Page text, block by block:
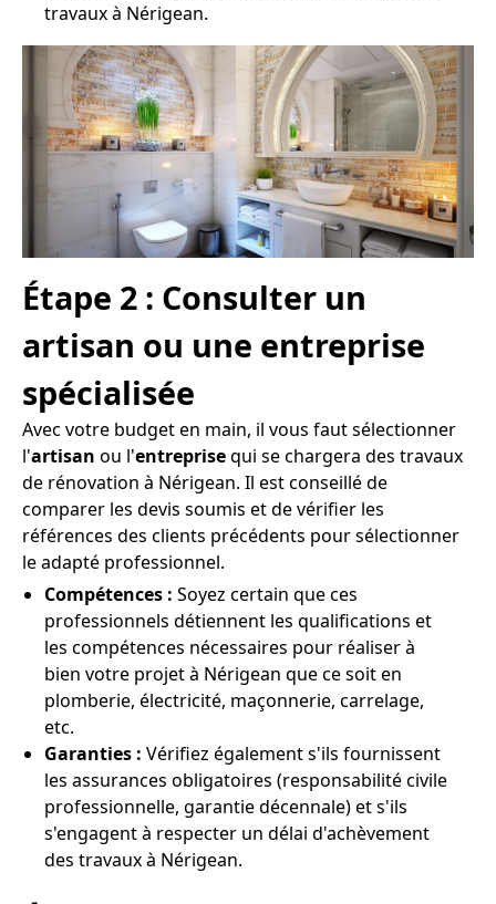
travaux à Nérigean.
Étape 2 : Consulter un
artisan ou une entreprise
spécialisée
Avec votre budget en main, il vous faut sélectionner
l'artisan ou l'entreprisequi se chargera des travaux
de rénovation à Nérigean. Il est conseillé de
comparer les devis soumis et de vérifier les
références des clients précédents pour sélectionner
le adapté professionnel.
Compétences : Soyez certain que ces
professionnels détiennent les qualifications et
les compétences nécessaires pour réaliser à
bien votre projet à Nérigean que ce soit en
plomberie, électricité, maçonnerie, carrelage,
etc.
Garanties : Vérifiez également s'ils fournissent
les assurances obligatoires (responsabilité civile
professionnelle, garantie décennale) et s'ils
s'engagent à respecter un délai d'achèvement
des travaux à Nérigean.